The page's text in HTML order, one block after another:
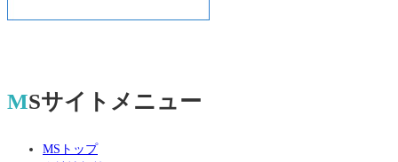
MSサイトメニュー
MSトップ